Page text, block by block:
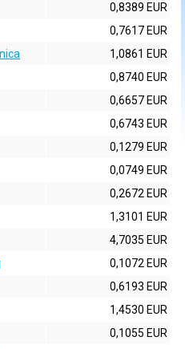
0,8389 EUR
0,7617 EUR
1,0861 EUR
0,8740 EUR
0,6657 EUR
0,6743 EUR
0,1279 EUR
0,0749 EUR
0,2672 EUR
1,3101 EUR
4,7035 EUR
0,1072 EUR
0,6193 EUR
1,4530 EUR
0,1055 EUR